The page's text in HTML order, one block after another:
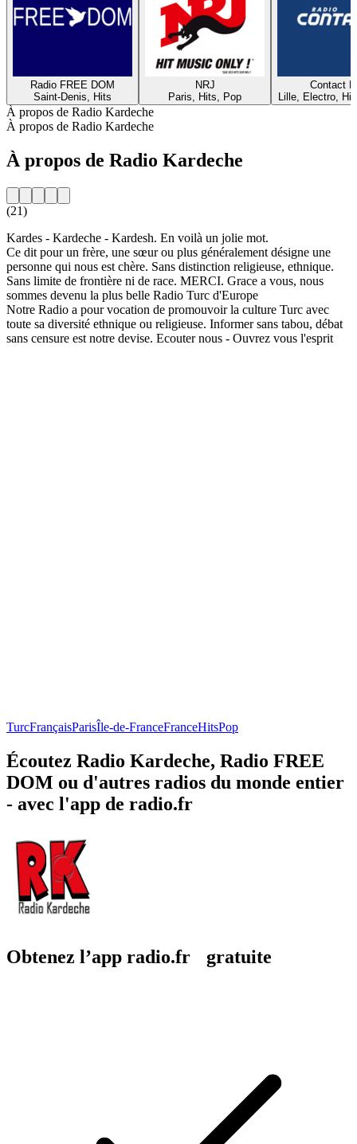
Radio FREE DOM
Saint-Denis, Hits
NRJ
Paris, Hits, Pop
Contact
Lille, Electro,
À propos de Radio Kardeche
À propos de Radio Kardeche
À propos de Radio Kardeche
(21)
Kardes - Kardeche - Kardesh. En voilà un jolie mot.
Ce dit pour un frère, une sœur ou plus généralement désigne une
personne qui nous est chère. Sans distinction religieuse, ethnique.
Sans limite de frontière ni de race. MERCI. Grace a vous, nous
sommes devenu la plus belle Radio Turc d'Europe
Notre Radio a pour vocation de promouvoir la culture Turc avec
toute sa diversité ethnique ou religieuse. Informer sans tabou, débat
sans censure est notre devise. Ecouter nous - Ouvrez vous l'esprit
TurcFrançaisParisÎle-de-FranceFranceHitsPop
Écoutez Radio Kardeche, Radio FREE
DOM ou d'autres radios du monde entier
- avec l'app de radio.fr
Obtenez l’app radio.fr gratuite